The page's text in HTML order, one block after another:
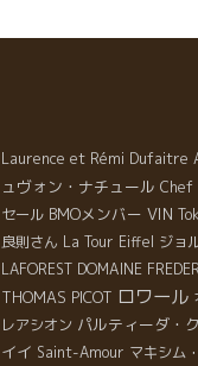
Laurence et Rémi Dufaitre
ュヴォン・ナチュール Chef
セール BMOメンバー VIN
良則さん La Tour Eiffel ジョ
LAFOREST DOMAINE
THOMAS PICOT ロワール
レアシオン パルティーダ・
イイ Saint-Amour マキシム